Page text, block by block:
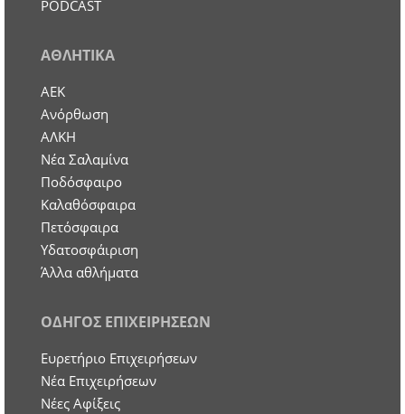
PODCAST
ΑΘΛΗΤΙΚΑ
ΑΕΚ
Ανόρθωση
ΑΛΚΗ
Νέα Σαλαμίνα
Ποδόσφαιρο
Καλαθόσφαιρα
Πετόσφαιρα
Υδατοσφάιριση
Άλλα αθλήματα
ΟΔΗΓΟΣ ΕΠΙΧΕΙΡΗΣΕΩΝ
Ευρετήριο Επιχειρήσεων
Nέα Επιχειρήσεων
Νέες Αφίξεις